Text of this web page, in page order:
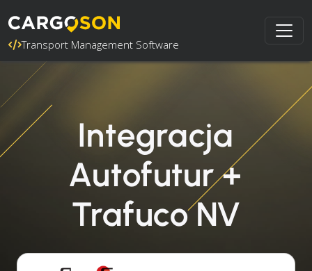
Transport Management Software
Integracja
Autofutur +
Trafuco NV